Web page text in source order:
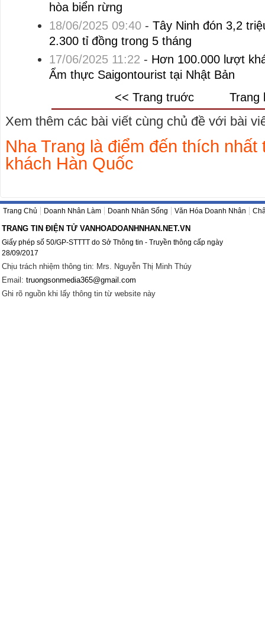
hòa biển rừng
18/06/2025 09:40- Tây Ninh đón 3,2
2.300 tỉ đồng trong 5 tháng
17/06/2025 11:22 - Hơn 100.000 lượt
Ẩm thực Saigontourist tại Nhật Bản
<< Trang truớc
Trang
Xem thêm các bài viết cùng chủ đề với bài
Nha Trang là điểm đến thích nhất
khách Hàn Quốc
Trang Chủ Doanh Nhân Làm Doanh Nhân Sống Văn Hóa Doanh Nhân
TRANG TIN ĐIỆN TỬ VANHOADOANHNHAN.NET.VN
Giấy phép số 50/GP-STTTT do Sở Thông tin - Truyền thông cấp ngày
28/09/2017
Chịu trách nhiệm thông tin: Mrs. Nguyễn Thị Minh Thúy
Email: truongsonmedia365@gmail.com
Ghi rõ nguồn khi lấy thông tin từ website này